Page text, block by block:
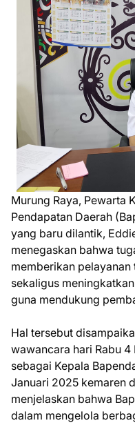
Murung Raya, Pewarta
Pendapatan Daerah
yang baru dilantik,
menegaskan bahwa
memberikan
sekaligus
guna mendukung
Hal tersebut
wawancara hari Rabu
sebagai Kepala
Januari 2025 kemaren
menjelaskan bahwa
dalam mengelola